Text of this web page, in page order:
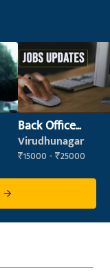
Back Office
Executive
(Administration)
Virudhunagar
₹15000 - ₹25000